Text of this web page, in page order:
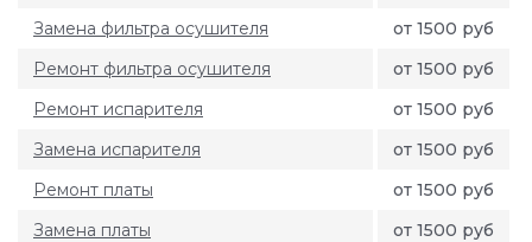
Замена фильтра осушителя
от 1500 руб
Ремонт фильтра осушителя
от 1500 руб
Ремонт испарителя
от 1500 руб
Замена испарителя
от 1500 руб
Ремонт платы
от 1500 руб
Замена платы
от 1500 руб